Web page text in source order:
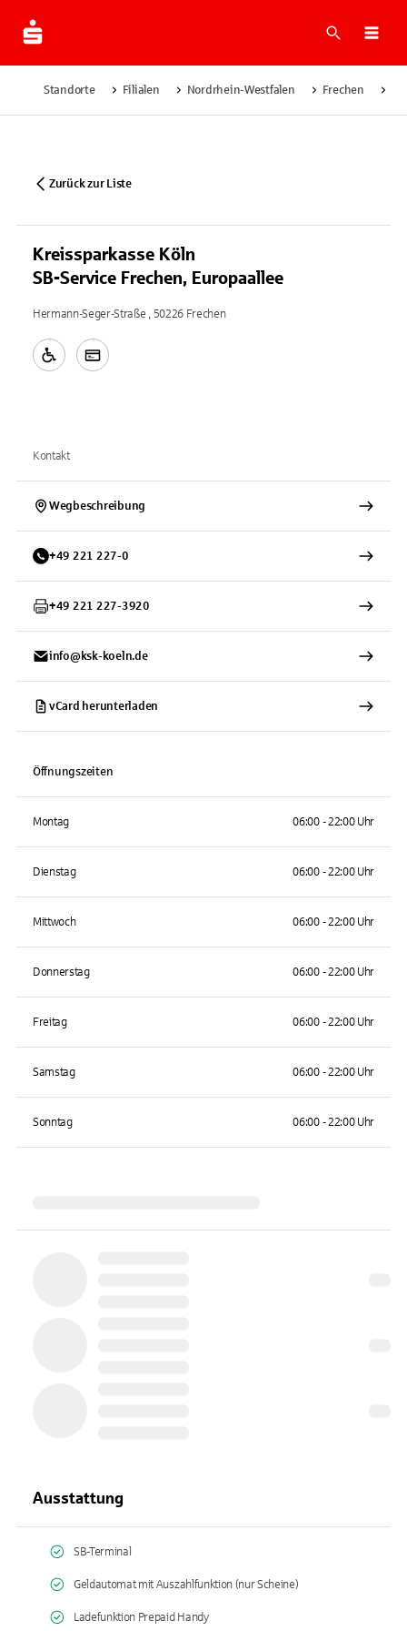
Suche
Standorte Filialen Nordrhein-Westfalen Frechen
Zurück zur Liste
Kreissparkasse Köln
SB-Service Frechen, Europaallee
Hermann-Seger-Straße , 50226 Frechen
Kontakt
Wegbeschreibung
+49 221 227-0
+49 221 227-3920
info@ksk-koeln.de
vCard herunterladen
Öffnungszeiten
Montag 06:00 - 22:00 Uhr
Dienstag 06:00 - 22:00 Uhr
Mittwoch 06:00 - 22:00 Uhr
Donnerstag 06:00 - 22:00 Uhr
Freitag 06:00 - 22:00 Uhr
Samstag 06:00 - 22:00 Uhr
Sonntag 06:00 - 22:00 Uhr
Ausstattung
SB-Terminal
Geldautomat mit Auszahlfunktion (nur Scheine)
Ladefunktion Prepaid Handy